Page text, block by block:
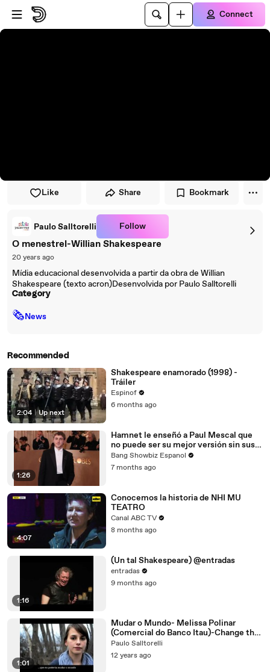
Skip to player
Skip to main content
Connect
Like Share Bookmark
Paulo Salltorelli Follow
O menestrel-Willian Shakespeare
20 years ago
Mídia educacional desenvolvida a partir da obra de Willian
Shakespeare (texto acron)Desenvolvida por Paulo Salltorelli
Category
🗞News
Recommended
2:04 | Up next
Shakespeare enamorado (1998) -
Tráiler
Espinof
6 months ago
1:26
Hamnet le enseñó a Paul Mescal que
no puede ser su mejor versión sin sus
seres queridos
Bang Showbiz Espanol
7 months ago
4:07
Conocemos la historia de NHI MU
TEATRO
Canal ABC TV
8 months ago
1:16
(Un tal Shakespeare) @entradas
entradas
9 months ago
1:01
Mudar o Mundo- Melissa Polinar
(Comercial do Banco Itau)-Change the
World
Paulo Salltorelli
12 years ago